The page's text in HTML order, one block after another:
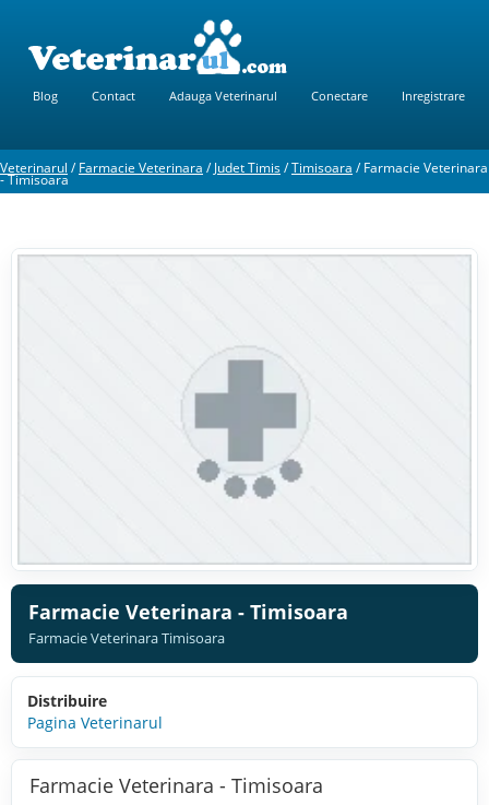
Blog Contact Adauga Veterinarul Conectare Inregistrare
Veterinarul /Farmacie Veterinara /Judet Timis/Timisoara /Farmacie Veterinara
- Timisoara
Farmacie Veterinara - Timisoara
Farmacie Veterinara Timisoara
Distribuire
Pagina Veterinarul
Farmacie Veterinara - Timisoara